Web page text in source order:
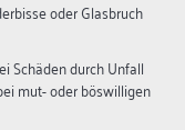
oder Glasbruch
Schäden durch Unfall
mut- oder böswilligen